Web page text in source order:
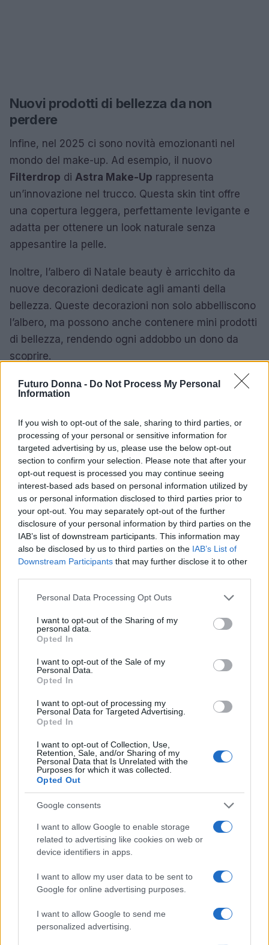
Futuro Donna - Do Not Process My Personal
Information
If you wish to opt-out of the sale, sharing to third parties, or
processing of your personal or sensitive information for
targeted advertising by us, please use the below opt-out
section to confirm your selection. Please note that after your
opt-out request is processed you may continue seeing
interest-based ads based on personal information utilized by
us or personal information disclosed to third parties prior to
your opt-out. You may separately opt-out of the further
disclosure of your personal information by third parties on the
IAB’s list of downstream participants. This information may
also be disclosed by us to third parties on the IAB’s List of
Downstream Participants that may further disclose it to other
Please note that this website/app uses one or more Google
not limited to your visit or usage behaviour. You may click to
grant or deny consent to Google and its third-party tags to
use your data for below specified purposes in below Google
consent section.
Personal Data Processing Opt Outs
I want to opt-out of the Sharing of my
personal data.
Opted In
I want to opt-out of the Sale of my
Personal Data.
Opted In
I want to opt-out of processing my
Personal Data for Targeted Advertising.
Opted In
I want to opt-out of Collection, Use,
Retention, Sale, and/or Sharing of my
Personal Data that Is Unrelated with the
Purposes for which it was collected.
Opted Out
Google consents
I want to allow Google to enable storage
related to advertising like cookies on web or
device identifiers in apps.
I want to allow my user data to be sent to
Google for online advertising purposes.
I want to allow Google to send me
personalized advertising.
Nuovi prodotti di bellezza da non
perdere
Infine, nel 2025 ci sono novità emozionanti nel
mondo del make-up. Ad esempio, il nuovo
Filterdrop di Astra Make-Up rappresenta
un’innovazione nel trucco. Questa skin tint offre
una copertura leggera, perfettamente levigante e
adatta per ottenere un look naturale senza
appesantire la pelle.
Inoltre, l’albero di Natale beauty è arricchito da
nuove decorazioni dedicate agli amanti della
bellezza. Queste decorazioni non solo abbelliscono
l’albero, ma possono anche contenere mini prodotti
di bellezza, rendendo ogni addobbo un dono da
scoprire.
Il Natale è l’occasione perfetta per esplorare e
regalare prodotti di bellezza che faranno felici tutti
gli appassionati. Sia che si stia cercando il trucco,
la skincare o un cofanetto regalo, c’è sicuramente
qualcosa che catturerà l’attenzione e il cuore di chi
lo riceve.
Staff
Continua a leggere
TEEN NEWS